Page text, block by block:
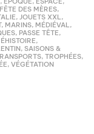
FÊTE DES MÈRES,
, JOUETS XXL,
, MARINS, MÉDIÉVAL,
, PASSE TÊTE,
,
, SAISONS &
, TROPHÉES,
, VÉGÉTATION